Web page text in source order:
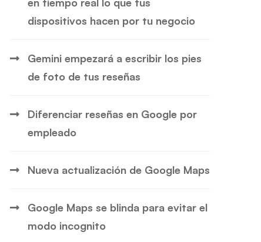
dispositivos hacen por tu negocio
Gemini empezará a escribir los pies
de foto de tus reseñas
Diferenciar reseñas en Google por
empleado
Nueva actualización de Google Maps
Google Maps se blinda para evitar el
modo incognito